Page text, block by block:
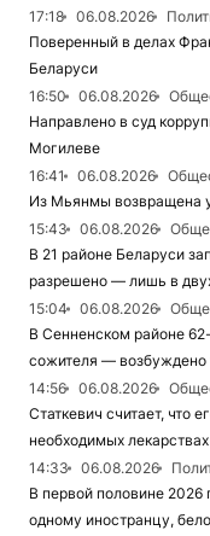
17:18
06.08.2026
Поверенный в делах
Беларуси
16:50
06.08.2026
Направлено в суд
Могилеве
16:41
06.08.2026
Из Мьянмы возвращена
15:43
06.08.2026
В 21 районе Беларуси
разрешено — лишь в
15:04
06.08.2026
В Сенненском районе
сожителя — возбуждено
14:56
06.08.2026
Статкевич считает, что
необходимых лекарствах
14:33
06.08.2026
В первой половине 2026
одному иностранцу,